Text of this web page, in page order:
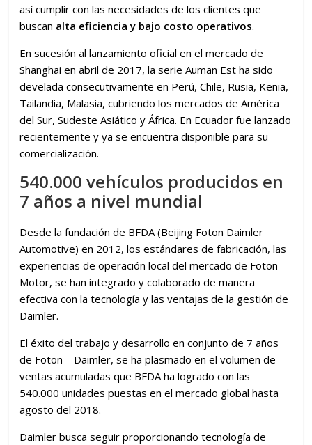
así cumplir con las necesidades de los clientes que
buscan alta eficiencia y bajo costo operativos.
En sucesión al lanzamiento oficial en el mercado de
Shanghai en abril de 2017, la serie Auman Est ha sido
develada consecutivamente en Perú, Chile, Rusia, Kenia,
Tailandia, Malasia, cubriendo los mercados de América
del Sur, Sudeste Asiático y África. En Ecuador fue lanzado
recientemente y ya se encuentra disponible para su
comercialización.
540.000 vehículos producidos en
7 años a nivel mundial
Desde la fundación de BFDA (Beijing Foton Daimler
Automotive) en 2012, los estándares de fabricación, las
experiencias de operación local del mercado de Foton
Motor, se han integrado y colaborado de manera
efectiva con la tecnología y las ventajas de la gestión de
Daimler.
El éxito del trabajo y desarrollo en conjunto de 7 años
de Foton – Daimler, se ha plasmado en el volumen de
ventas acumuladas que BFDA ha logrado con las
540.000 unidades puestas en el mercado global hasta
agosto del 2018.
Daimler busca seguir proporcionando tecnología de